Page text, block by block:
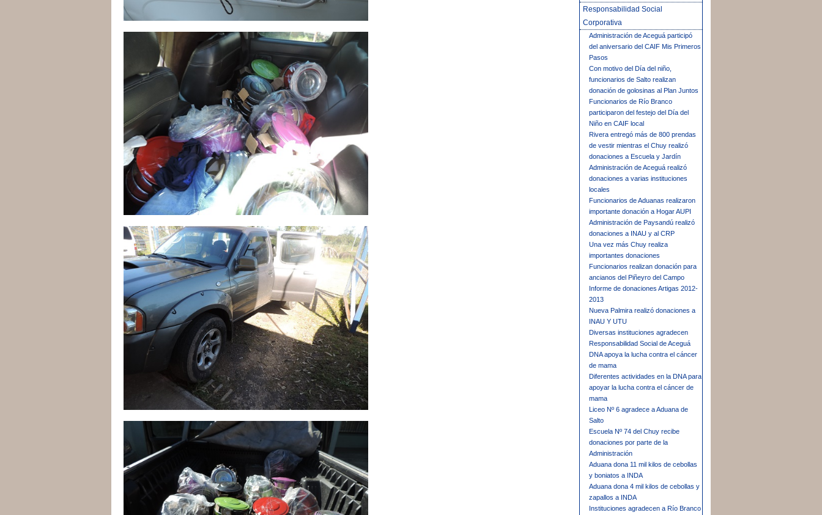
Responsabilidad Social
Corporativa
Administración de Aceguá participó
del aniversario del CAIF Mis Primeros
Pasos
Con motivo del Día del niño,
funcionarios de Salto realizan
donación de golosinas al Plan Juntos
Funcionarios de Río Branco
participaron del festejo del Día del
Niño en CAIF local
Rivera entregó más de 800 prendas
de vestir mientras el Chuy realizó
donaciones a Escuela y Jardín
Administración de Aceguá realizó
donaciones a varias instituciones
locales
Funcionarios de Aduanas realizaron
importante donación a Hogar AUPI
Administración de Paysandú realizó
donaciones a INAU y al CRP
Una vez más Chuy realiza
importantes donaciones
Funcionarios realizan donación para
ancianos del Piñeyro del Campo
Informe de donaciones Artigas 2012-
2013
Nueva Palmira realizó donaciones a
INAU Y UTU
Diversas instituciones agradecen
Responsabilidad Social de Aceguá
DNA apoya la lucha contra el cáncer
de mama
Diferentes actividades en la DNA para
apoyar la lucha contra el cáncer de
mama
Liceo Nº 6 agradece a Aduana de
Salto
Escuela Nº 74 del Chuy recibe
donaciones por parte de la
Administración
Aduana dona 11 mil kilos de cebollas
y boniatos a INDA
Aduana dona 4 mil kilos de cebollas y
zapallos a INDA
Instituciones agradecen a Río Branco